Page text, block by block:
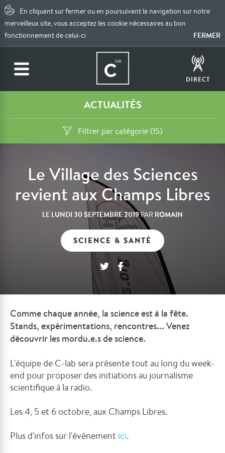
En cliquant sur fermer ou en poursuivant la navigation sur notre
merveilleux site, vous acceptez les cookie nécessaires au bon
fonctionnement de celui-ci
FERMER
DIRECT
ACTUALITÉS
Filtrer par catégorie (15)
Le Village des Sciences
revient aux Champs Libres
LE LUNDI 30 SEPTEMBRE 2019PAR ROMAIN
SCIENCE & SANTÉ
Comme chaque année, la science est à la fête.
Stands, expérimentations, rencontres... Venez
découvrir les mordu.e.s de science.
L'équipe de C-lab sera présente tout au long du week-
end pour proposer des initiations au journalisme
scientifique à la radio.
Les 4, 5 et 6 octobre, aux Champs Libres.
Plus d'infos sur l'événement ici.